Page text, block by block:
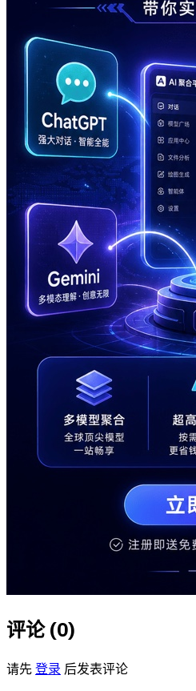
评论 (0)
请先 登录 后发表评论